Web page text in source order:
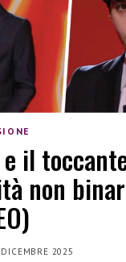
il
non
2025